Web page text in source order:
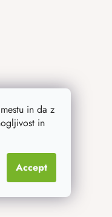
in da z
in
Accept